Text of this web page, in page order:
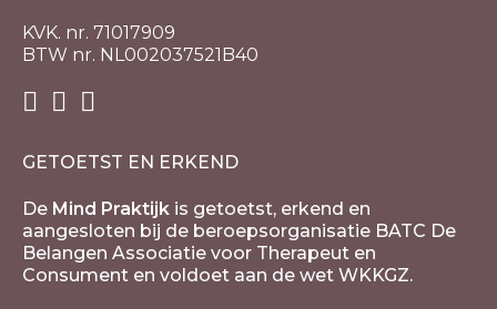
KVK. nr. 71017909
BTW nr. NL002037521B40
GETOETST EN ERKEND
De Mind Praktijk is getoetst, erkend en
aangesloten bij de beroepsorganisatie BATC De
Belangen Associatie voor Therapeut en
Consument en voldoet aan de wet WKKGZ.